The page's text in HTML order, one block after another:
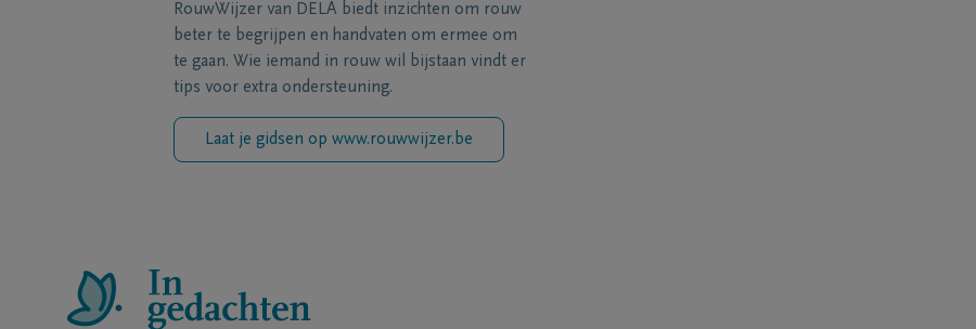
RouwWijzer van DELA biedt inzichten om rouw
beter te begrijpen en handvaten om ermee om
te gaan. Wie iemand in rouw wil bijstaan vindt er
tips voor extra ondersteuning.
Laat je gidsen op www.rouwwijzer.be